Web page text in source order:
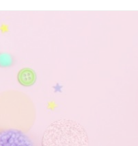
Πατρόν